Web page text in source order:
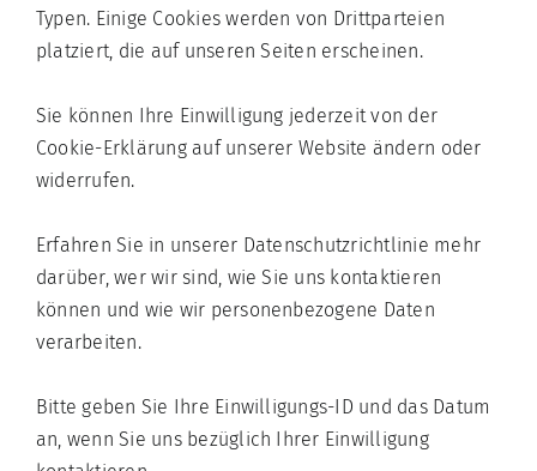
Typen. Einige Cookies werden von Drittparteien
platziert, die auf unseren Seiten erscheinen.
Sie können Ihre Einwilligung jederzeit von der
Cookie-Erklärung auf unserer Website ändern oder
widerrufen.
Erfahren Sie in unserer Datenschutzrichtlinie mehr
darüber, wer wir sind, wie Sie uns kontaktieren
können und wie wir personenbezogene Daten
verarbeiten.
Bitte geben Sie Ihre Einwilligungs-ID und das Datum
an, wenn Sie uns bezüglich Ihrer Einwilligung